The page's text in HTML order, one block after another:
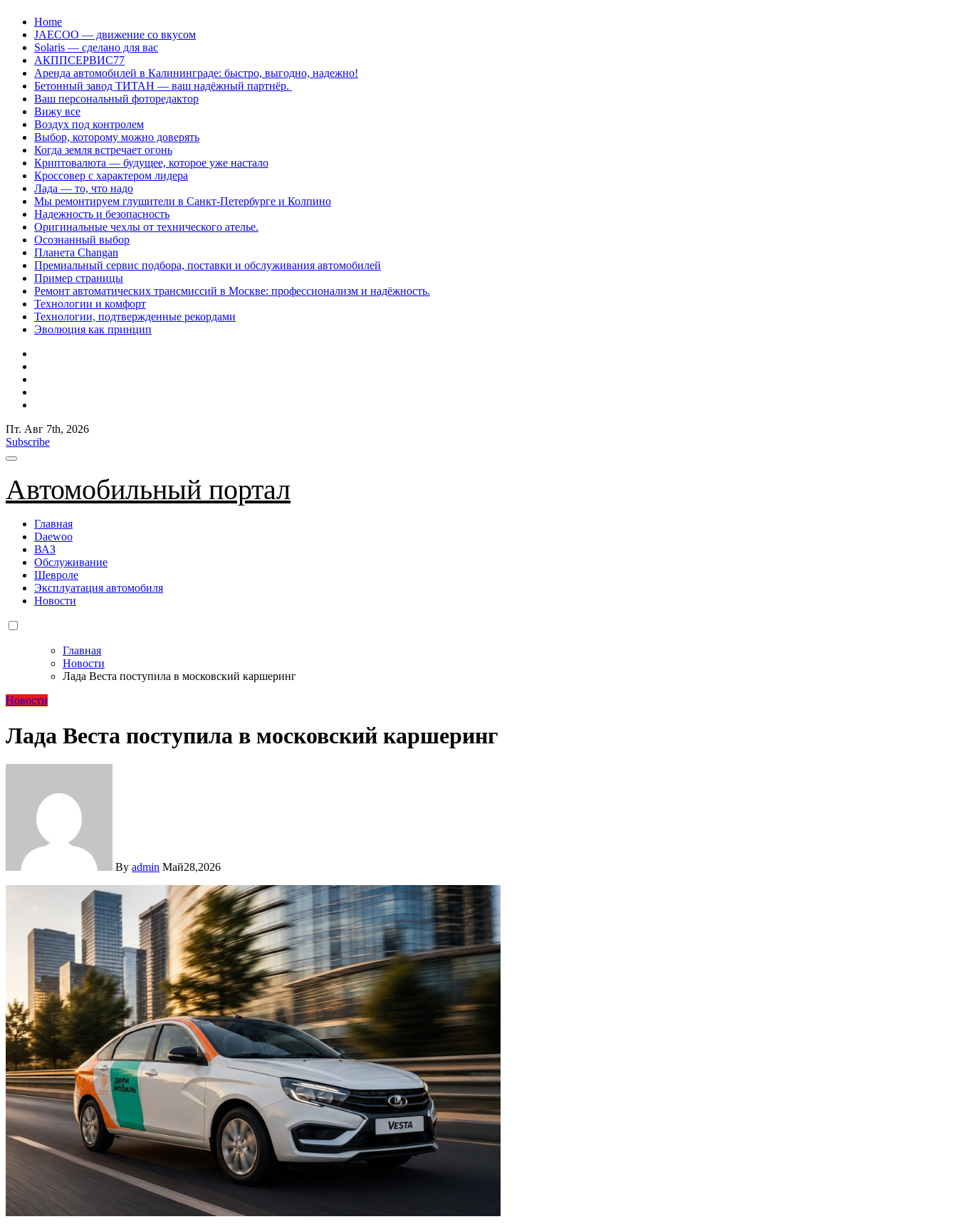
Перейти
содержанию
Home
JAECOO — движение со вкусом
Solaris — сделано для вас
АКППСЕРВИС77
Аренда автомобилей в Калининграде: быстро, выгодно, надежно!
Бетонный завод ТИТАН — ваш надёжный партнёр.
Ваш персональный фоторедактор
Вижу все
Воздух под контролем
Выбор, которому можно доверять
Когда земля встречает огонь
Криптовалюта — будущее, которое уже настало
Кроссовер с характером лидера
Лада — то, что надо
Мы ремонтируем глушители в Санкт-Петербурге и Колпино
Надежность и безопасность
Оригинальные чехлы от технического ателье.
Осознанный выбор
Планета Changan
Премиальный сервис подбора, поставки и обслуживания автомобилей
Пример страницы
Ремонт автоматических трансмиссий в Москве: профессионализм и надёжность.
Технологии и комфорт
Технологии, подтвержденные рекордами
Эволюция как принцип
Пт. Авг 7th, 2026
Subscribe
Автомобильный портал
Главная
Daewoo
ВАЗ
Обслуживание
Шевроле
Эксплуатация автомобиля
Новости
Главная
Новости
Лада Веста поступила в московский каршеринг
Новости
Лада Веста поступила в московский каршеринг
By admin Май28,2026